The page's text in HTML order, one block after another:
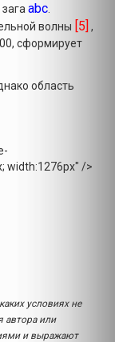
abc
волны [5] ,
сформирует
область
width:1276px" />
условиях не
автора или
и выражают